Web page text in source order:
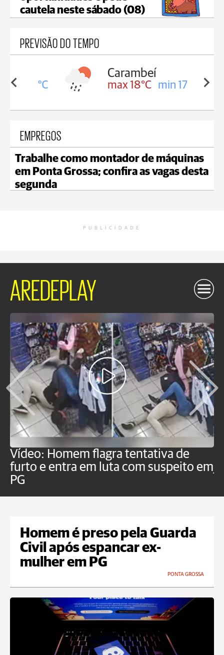
cautela neste sábado (08)
PREVISÃO DO TEMPO
18°C
Carambeí
max 18°C min 17°C
EMPREGOS
Trabalhe como montador de máquinas
em Ponta Grossa; confira as vagas desta
segunda
PUBLICIDADE
AREDEPLAY
Vídeo: Homem flagra tentativa de
furto e entra em luta com suspeito em
PG
Homem é preso pela Guarda
Civil após espancar ex-
mulher em PG
PONTA GROSSA